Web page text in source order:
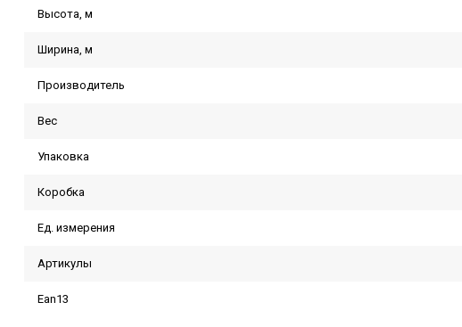
Высота, м
Ширина, м
Производитель
Вес
Упаковка
Коробка
Ед. измерения
Артикулы
Ean13